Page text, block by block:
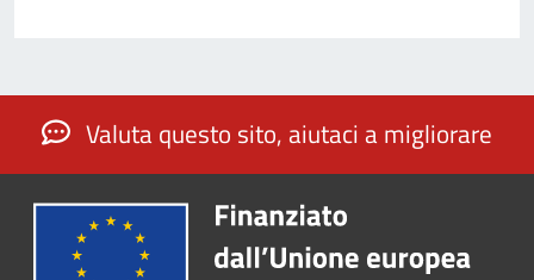
Valuta questo sito, aiutaci a migliorare